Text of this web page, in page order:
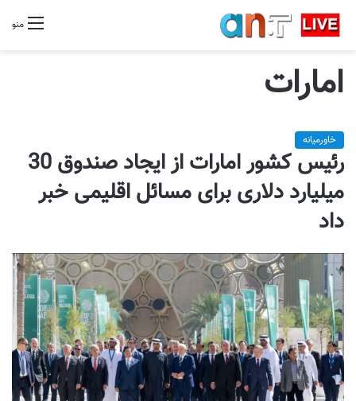
منو
امارات
خاورمیانه
رئیس کشور امارات از ایجاد صندوق 30
میلیارد دلاری برای مسائل اقلیمی خبر
داد